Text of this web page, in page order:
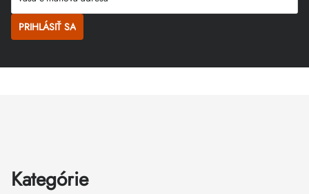
PRIHLÁSIŤ SA
Kategórie